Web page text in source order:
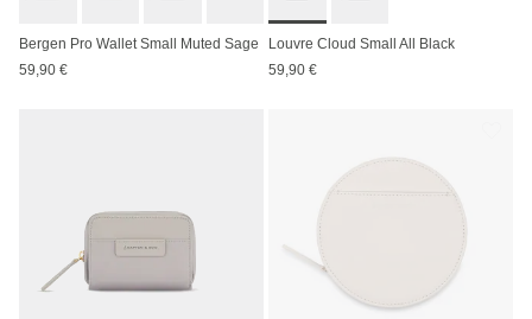
Bergen Pro Wallet Small Muted Sage
59,90 €
Louvre Cloud Small All Black
59,90 €